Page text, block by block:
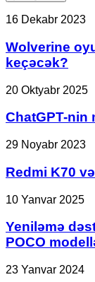
Wolverine
ikinci
dünya
savaşında
16 Dekabr 2023
Wolverine
keçəcək?
ChatGPT-
məzmun
dəyişir
20 Oktyabr 2025
ChatGPT-nin
Redmi
və
K70
Pro
təqdim
olundu!
29 Noyabr 2023
Redmi K70
Yeniləmə
dayandırılan
Xiaomi,
Redmi,
POCO
modelləri
10 Yanvar 2025
Yeniləmə
POCO
MrBeast
23 Yanvar 2024